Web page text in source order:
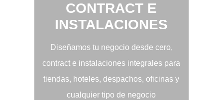
CONTRACT E
INSTALACIONES
Diseñamos tu negocio desde cero,
contract e instalaciones integrales para
tiendas, hoteles, despachos, oficinas y
cualquier tipo de negocio